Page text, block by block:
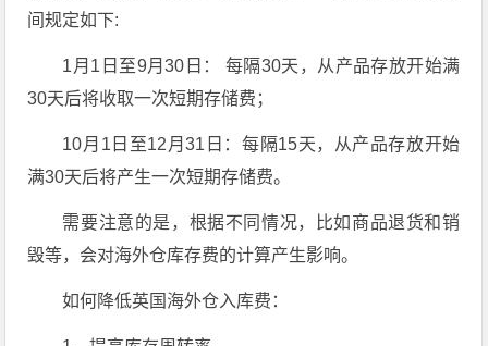
间规定如下:
1月1日至9月30日： 每隔30天，从产品存放开始满
30天后将收取一次短期存储费；
10月1日至12月31日：每隔15天，从产品存放开始
满30天后将产生一次短期存储费。
需要注意的是，根据不同情况，比如商品退货和销
毁等，会对海外仓库存费的计算产生影响。
如何降低英国海外仓入库费：